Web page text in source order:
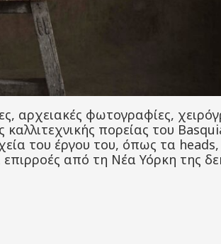
αρχειακές φωτογραφίες,
πορείας του
του έργου του, όπως τα
από τη Νέα Υόρκη της